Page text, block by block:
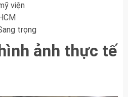
viện
trọng
ảnh thực tế